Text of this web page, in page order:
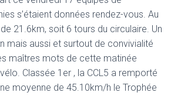
s’étaient données rendez-vous. Au
21.6km, soit 6 tours du circulaire. Un
mais aussi et surtout de convivialité
maîtres mots de cette matinée
Classée 1er , la CCL5 a remporté
moyenne de 45.10km/h le Trophée